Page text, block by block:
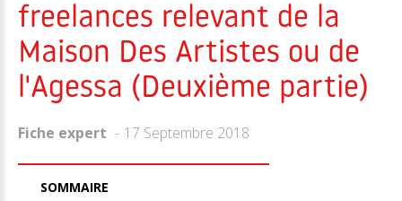
freelances relevant de la
Maison Des Artistes ou de
l'Agessa (Deuxième partie)
Fiche expert 17 Septembre 2018
SOMMAIRE